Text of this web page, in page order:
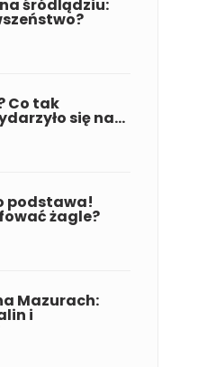
śródlądziu:
Co tak
się na…
podstawa!
żagle?
Mazurach:
i